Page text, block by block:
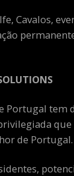
Cavalos,
Portugal tem
de Portugal.